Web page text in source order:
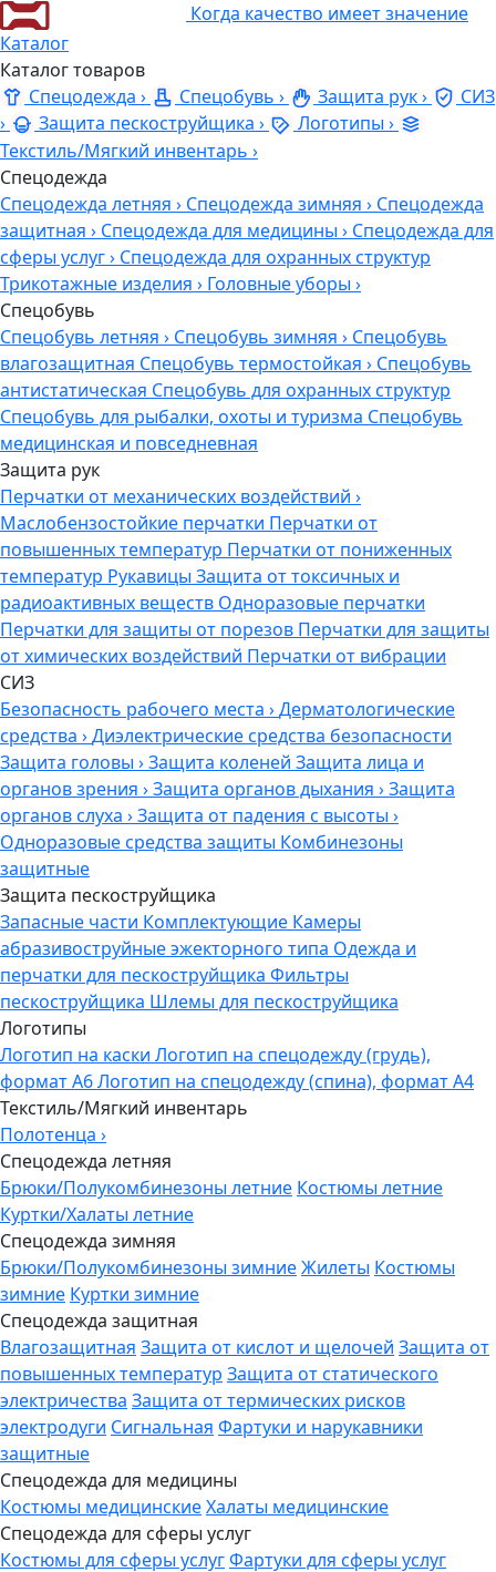
Когда качество имеет значение
Каталог
Каталог товаров
Спецодежда › Спецобувь › Защита рук›
СИЗ
›
Защита пескоструйщика › Логотипы ›
Текстиль/Мягкий инвентарь ›
Спецодежда
Спецодежда летняя › Спецодежда зимняя › Спецодежда
защитная › Спецодежда для медицины › Спецодежда для
сферы услуг› Спецодежда для охранных структур
Трикотажные изделия › Головные уборы ›
Спецобувь
Спецобувь летняя › Спецобувь зимняя › Спецобувь
влагозащитная Спецобувь термостойкая › Спецобувь
антистатическая Спецобувь для охранных структур
Спецобувь для рыбалки, охоты и туризма Спецобувь
медицинская и повседневная
Защита рук
Перчатки от механических воздействий ›
Маслобензостойкие перчатки Перчатки от
повышенных температур Перчатки от пониженных
температур Рукавицы Защита от токсичных и
радиоактивных веществ Одноразовые перчатки
Перчатки для защиты от порезов Перчатки для защиты
от химических воздействий Перчатки от вибрации
СИЗ
Безопасность рабочего места ›Дерматологические
средства ›Диэлектрические средства безопасности
Защита головы ›Защита коленей Защита лица и
органов зрения ›Защита органов дыхания ›Защита
органов слуха ›Защита от падения с высоты ›
Одноразовые средства защиты Комбинезоны
защитные
Защита пескоструйщика
Запасные части Комплектующие Камеры
абразивоструйные эжекторного типа Одежда и
перчатки для пескоструйщика Фильтры
пескоструйщика Шлемы для пескоструйщика
Логотипы
Логотип на каски Логотип на спецодежду (грудь),
формат А6Логотип на спецодежду (спина), формат А4
Текстиль/Мягкий инвентарь
Полотенца ›
Спецодежда летняя
Брюки/Полукомбинезоны летние Костюмы летние
Куртки/Халаты летние
Спецодежда зимняя
Брюки/Полукомбинезоны зимниеЖилеты Костюмы
зимние Куртки зимние
Спецодежда защитная
Влагозащитная Защита от кислот и щелочей Защита от
повышенных температур Защита от статического
электричества Защита от термических рисков
электродуги Сигнальная Фартуки и нарукавники
защитные
Спецодежда для медицины
Костюмы медицинскиеХалаты медицинские
Спецодежда для сферы услуг
Костюмы для сферы услугФартуки для сферы услуг